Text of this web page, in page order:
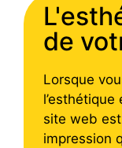
de
Lorsque
site web
impression